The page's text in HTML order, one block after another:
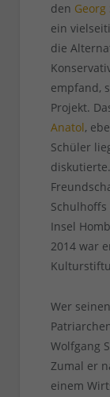
den
ein
die
empfand,
Projekt.
Anatol,
Schüler
Insel
2014 war
Wer
Wolfgang
Zumal er
einem